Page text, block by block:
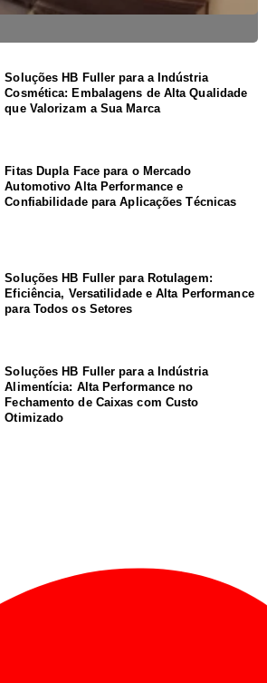
Soluções HB Fuller para a Indústria
Cosmética: Embalagens de Alta Qualidade
que Valorizam a Sua Marca
Fitas Dupla Face para o Mercado
Automotivo Alta Performance e
Confiabilidade para Aplicações Técnicas
Soluções HB Fuller para Rotulagem:
Eficiência, Versatilidade e Alta Performance
para Todos os Setores
Soluções HB Fuller para a Indústria
Alimentícia: Alta Performance no
Fechamento de Caixas com Custo
Otimizado